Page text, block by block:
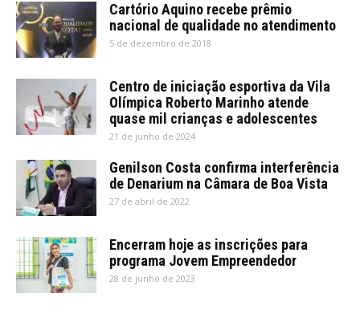
Cartório Aquino recebe prêmio
nacional de qualidade no atendimento
5 de dezembro de 2018
Centro de iniciação esportiva da Vila
Olímpica Roberto Marinho atende
quase mil crianças e adolescentes
21 de junho de 2024
Genilson Costa confirma interferência
de Denarium na Câmara de Boa Vista
27 de abril de 2022
Encerram hoje as inscrições para
programa Jovem Empreendedor
28 de junho de 2023